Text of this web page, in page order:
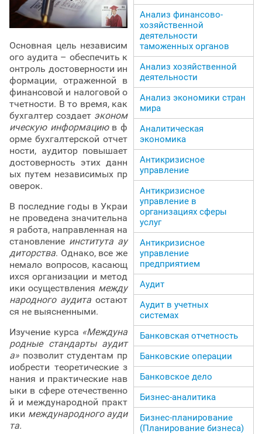
Основная цель независим
ого аудита – обеспечить к
онтроль достоверности ин
формации, отраженной в
финансовой и налоговой о
тчетности. В то время, как
бухгалтер создает эконом
ическую информациюв ф
орме бухгалтерской отчет
ности, аудитор повышает
достоверность этих данн
ых путем независимых пр
оверок.
В последние годы в Украи
не проведена значительна
я работа, направленная на
становление института ау
диторства. Однако, все же
немало вопросов, касающ
ихся организации и метод
ики осуществления между
народного аудита остают
ся не выясненными.
Изучение курса «Междуна
родные стандарты аудит
а» позволит студентам пр
иобрести теоретические з
нания и практические нав
ыки в сфере отечественно
й и международной практ
ики международного ауди
та.
Анализ финансово-
хозяйственной
деятельности
таможенных органов
Анализ хозяйственной
деятельности
Анализ экономики стран
мира
Аналитическая
экономика
Антикризисное
управление
Антикризисное
управление в
организациях сферы
услуг
Антикризисное
управление
предприятием
Аудит
Аудит в учетных
системах
Банковская отчетность
Банковские операции
Банковское дело
Бизнес-аналитика
Бизнес-планирование
(Планирование бизнеса)